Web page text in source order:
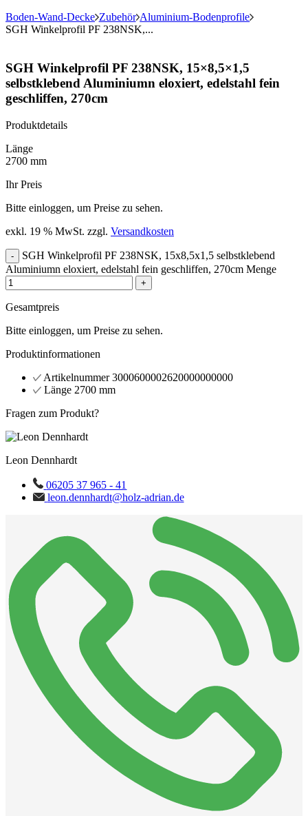
Boden-Wand-Decke Zubehör Aluminium-Bodenprofile
SGH Winkelprofil PF 238NSK,...
SGH Winkelprofil PF 238NSK, 15×8,5×1,5
selbstklebend Aluminiumn eloxiert, edelstahl fein
geschliffen, 270cm
Produktdetails
Länge
2700 mm
Ihr Preis
Bitte einloggen, um Preise zu sehen.
exkl. 19 % MwSt. zzgl. Versandkosten
-
SGH Winkelprofil PF 238NSK, 15x8,5x1,5 selbstklebend
Aluminiumn eloxiert, edelstahl fein geschliffen, 270cm Menge
+
Gesamtpreis
Bitte einloggen, um Preise zu sehen.
Produktinformationen
Artikelnummer 3000600002620000000000
Länge 2700 mm
Fragen zum Produkt?
Leon Dennhardt
06205 37 965 - 41
leon.dennhardt@holz-adrian.de